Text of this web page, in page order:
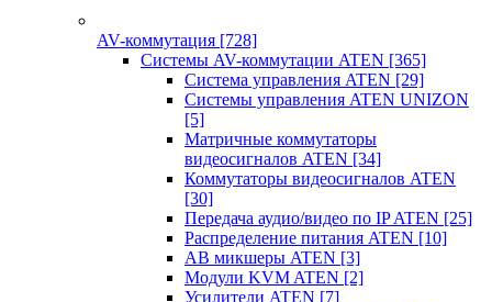
AV-коммутация [728]
Системы AV-коммутации ATEN [365]
Система управления ATEN [29]
Системы управления ATEN UNIZON
[5]
Матричные коммутаторы
видеосигналов ATEN [34]
Коммутаторы видеосигналов ATEN
[30]
Передача аудио/видео по IP ATEN [25]
Распределение питания ATEN [10]
АВ микшеры ATEN [3]
Модули KVM ATEN [2]
Усилители ATEN [7]